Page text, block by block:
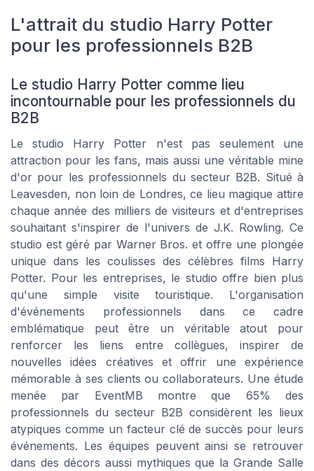
L'attrait du studio Harry Potter
pour les professionnels B2B
Le studio Harry Potter comme lieu
incontournable pour les professionnels du
B2B
Le studio Harry Potter n'est pas seulement une
attraction pour les fans, mais aussi une véritable mine
d'or pour les professionnels du secteur B2B. Situé à
Leavesden, non loin de Londres, ce lieu magique attire
chaque année des milliers de visiteurs et d'entreprises
souhaitant s'inspirer de l'univers de J.K. Rowling. Ce
studio est géré par Warner Bros. et offre une plongée
unique dans les coulisses des célèbres films Harry
Potter. Pour les entreprises, le studio offre bien plus
qu'une simple visite touristique. L'organisation
d'événements professionnels dans ce cadre
emblématique peut être un véritable atout pour
renforcer les liens entre collègues, inspirer de
nouvelles idées créatives et offrir une expérience
mémorable à ses clients ou collaborateurs. Une étude
menée par EventMB montre que 65% des
professionnels du secteur B2B considèrent les lieux
atypiques comme un facteur clé de succès pour leurs
événements. Les équipes peuvent ainsi se retrouver
dans des décors aussi mythiques que la Grande Salle